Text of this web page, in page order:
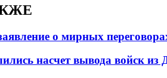
о мирных
насчет вывода войск из